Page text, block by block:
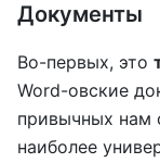
Документы
Во-первых, это
Word-овские
привычных нам
наиболее